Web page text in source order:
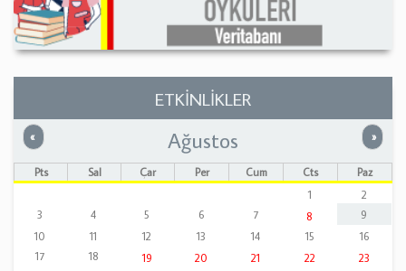
ETKİNLİKLER
« Önceki »
Ağustos
Pts Sal Çar Per Cum Cts
Paz
1
2
3
4 5 6 7 8
9
10
11 12 13 14 15
16
17
18 19 20 21 22
23